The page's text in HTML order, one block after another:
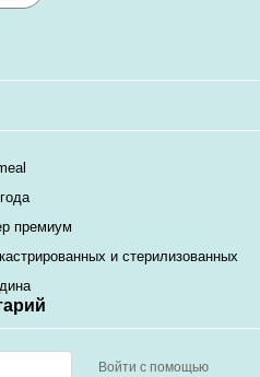
премиум
и стерилизованных
Войти с помощью